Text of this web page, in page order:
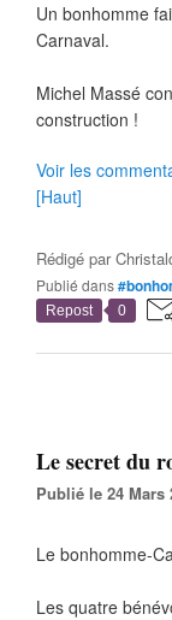
Un bonhomme
Carnaval.
Michel Massé
construction !
Voir les
[Haut]
Rédigé par
Publié dans
Repost 0
Le secret du
Publié le 24 Mars
Le bonhomme-
Les quatre